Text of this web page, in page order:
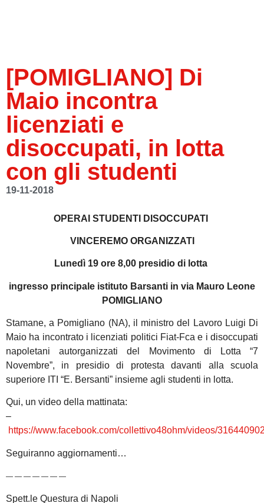
[POMIGLIANO] Di
Maio incontra
licenziati e
disoccupati, in lotta
con gli studenti
19-11-2018
OPERAI STUDENTI DISOCCUPATI
VINCEREMO ORGANIZZATI
Lunedì 19 ore 8,00 presidio di lotta
ingresso principale istituto Barsanti in via Mauro Leone
POMIGLIANO
Stamane, a Pomigliano (NA), il ministro del Lavoro Luigi Di
Maio ha incontrato i licenziati politici Fiat-Fca e i disoccupati
napoletani autorganizzati del Movimento di Lotta “7
Novembre”, in presidio di protesta davanti alla scuola
superiore ITI “E. Bersanti” insieme agli studenti in lotta.
Qui, un video della mattinata:
–
https://www.facebook.com/collettivo48ohm/videos/
Seguiranno aggiornamenti…
— — — — — — —
Spett.le Questura di Napoli